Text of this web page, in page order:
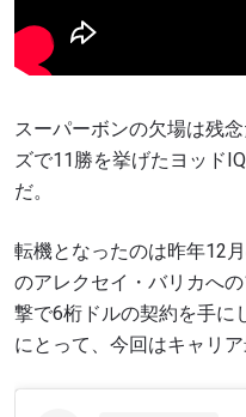
スーパーボンの欠場は残
ズで11勝を挙げたヨッド
だ。
転機となったのは昨年12
のアレクセイ・バリカへ
撃で6桁ドルの契約を手に
にとって、今回はキャリア